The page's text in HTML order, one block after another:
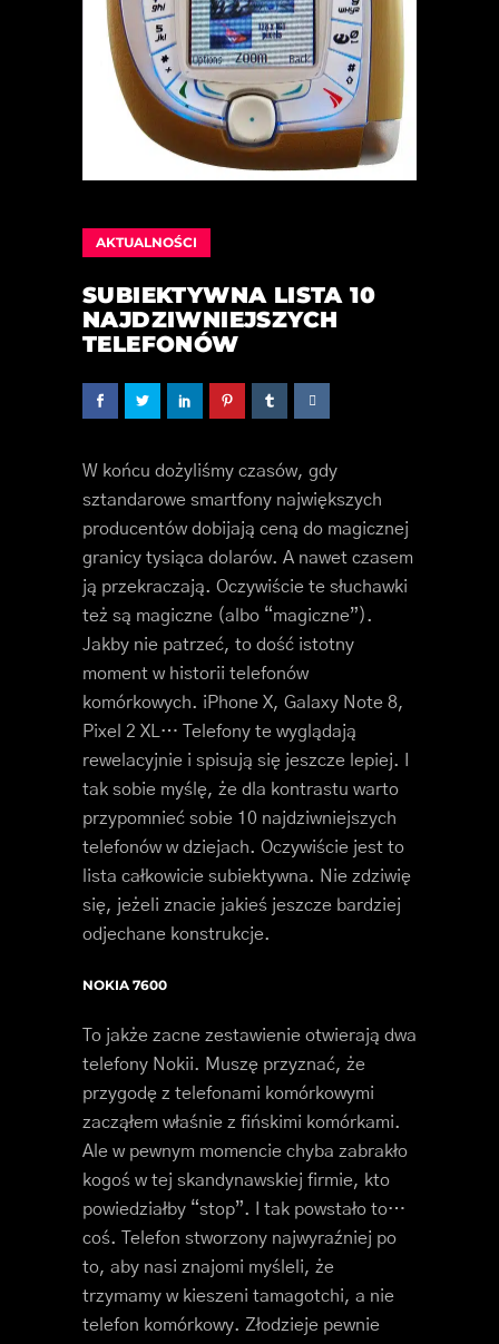
AKTUALNOŚCI
SUBIEKTYWNA LISTA 10
NAJDZIWNIEJSZYCH
TELEFONÓW
W końcu dożyliśmy czasów, gdy
sztandarowe smartfony największych
producentów dobijają ceną do magicznej
granicy tysiąca dolarów. A nawet czasem
ją przekraczają. Oczywiście te słuchawki
też są magiczne (albo “magiczne”).
Jakby nie patrzeć, to dość istotny
moment w historii telefonów
komórkowych. iPhone X, Galaxy Note 8,
Pixel 2 XL… Telefony te wyglądają
rewelacyjnie i spisują się jeszcze lepiej. I
tak sobie myślę, że dla kontrastu warto
przypomnieć sobie 10 najdziwniejszych
telefonów w dziejach. Oczywiście jest to
lista całkowicie subiektywna. Nie zdziwię
się, jeżeli znacie jakieś jeszcze bardziej
odjechane konstrukcje.
NOKIA 7600
To jakże zacne zestawienie otwierają dwa
telefony Nokii. Muszę przyznać, że
przygodę z telefonami komórkowymi
zacząłem właśnie z fińskimi komórkami.
Ale w pewnym momencie chyba zabrakło
kogoś w tej skandynawskiej firmie, kto
powiedziałby “stop”. I tak powstało to…
coś. Telefon stworzony najwyraźniej po
to, aby nasi znajomi myśleli, że
trzymamy w kieszeni tamagotchi, a nie
telefon komórkowy. Złodzieje pewnie